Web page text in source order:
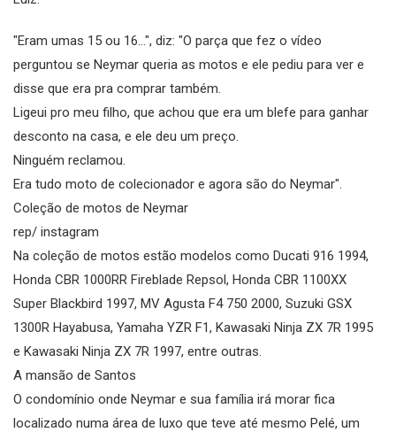
"Eram umas 15 ou 16...", diz: "O parça que fez o vídeo
perguntou se Neymar queria as motos e ele pediu para ver e
disse que era pra comprar também.
Ligeui pro meu filho, que achou que era um blefe para ganhar
desconto na casa, e ele deu um preço.
Ninguém reclamou.
Era tudo moto de colecionador e agora são do Neymar".
Coleção de motos de Neymar
rep/ instagram
Na coleção de motos estão modelos como Ducati 916 1994,
Honda CBR 1000RR Fireblade Repsol, Honda CBR 1100XX
Super Blackbird 1997, MV Agusta F4 750 2000, Suzuki GSX
1300R Hayabusa, Yamaha YZR F1, Kawasaki Ninja ZX 7R 1995
e Kawasaki Ninja ZX 7R 1997, entre outras.
A mansão de Santos
O condomínio onde Neymar e sua família irá morar fica
localizado numa área de luxo que teve até mesmo Pelé, um